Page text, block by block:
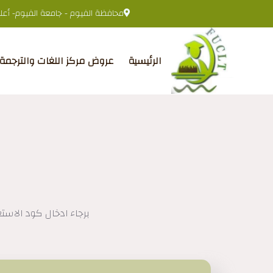
محافظة الفيوم - جامعة الفيوم-
الرئيسية عروض مركز اللغات والترجمة
برجاء ادخال كود